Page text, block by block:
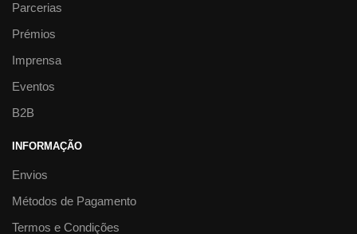
Parcerias
Prémios
Imprensa
Eventos
B2B
INFORMAÇÃO
Envios
Métodos de Pagamento
Termos e Condições